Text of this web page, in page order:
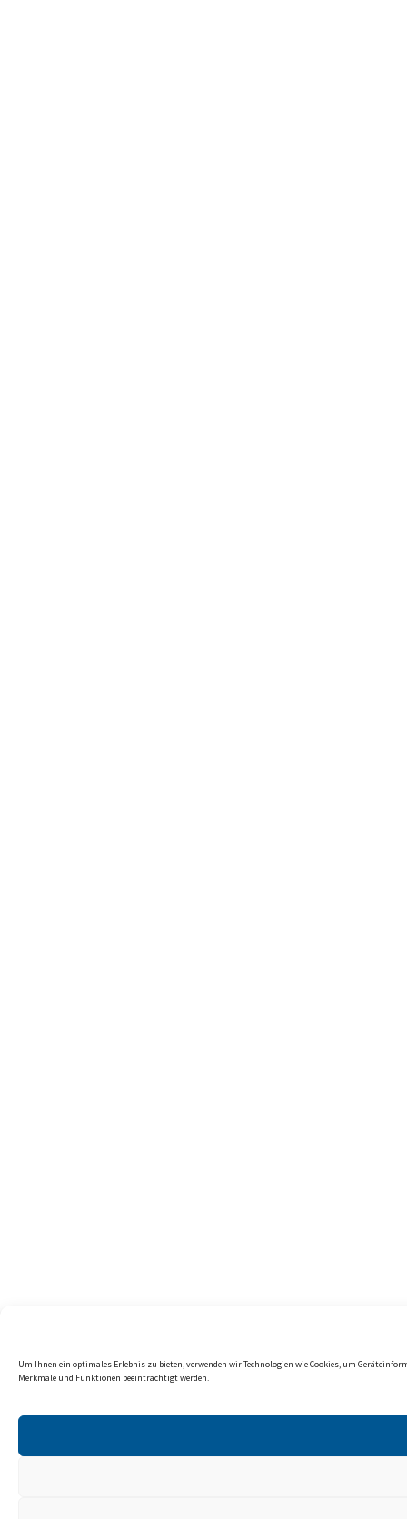
Um Ihnen ein optimales Erlebnis zu bieten, verwenden wir Technologien wie Cookies, um
Merkmale und Funktionen beeinträchtigt werden.